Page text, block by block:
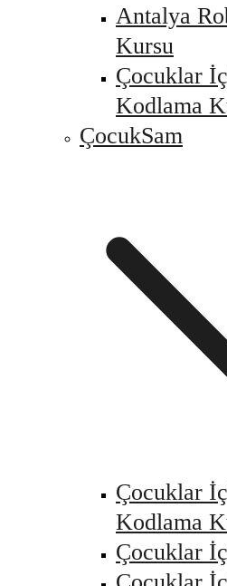
Antalya
Kursu
Çocuklar
Kodlama
ÇocukSam
Çocuklar
Kodlama
Çocuklar